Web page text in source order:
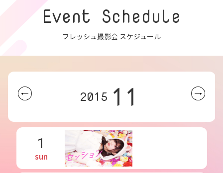
Event Schedule
フレッシュ撮影会 スケジュール
2015 11
1
sun